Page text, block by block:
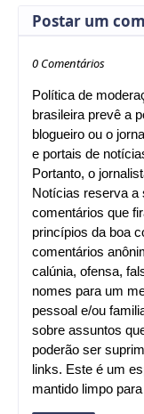
Postar um
0 Comentários
Política de
brasileira prevê a
blogueiro ou o
e portais de
Portanto, o
Notícias reserva a
comentários que
princípios da boa
comentários
calúnia, ofensa,
nomes para um
pessoal e/ou
sobre assuntos
poderão ser
links. Este é um
mantido limpo